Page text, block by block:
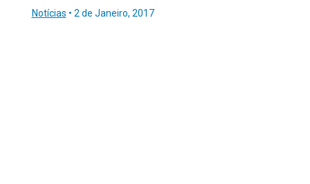
Notícias • 2 de Janeiro, 2017